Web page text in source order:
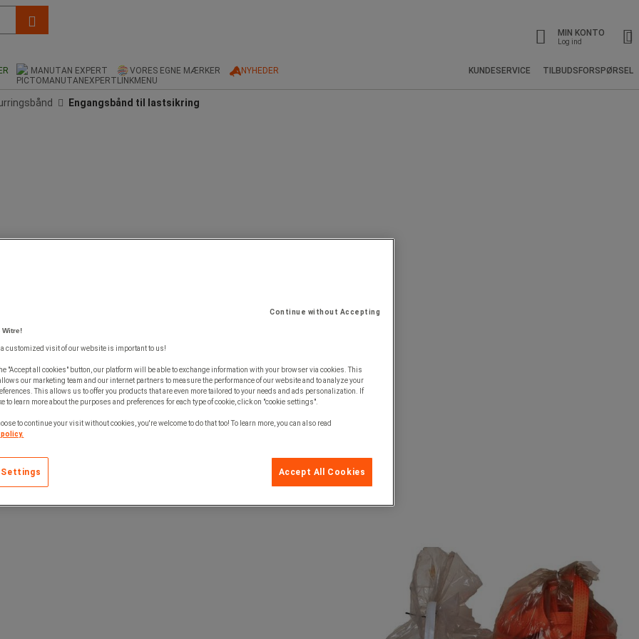
MIN KONTO
Log ind
MANUTAN EXPERT VORES EGNE MÆRKER NYHEDER KUNDESERVICE TILBUDSFORSPØRSEL
Engangsbånd til lastsikring
omkostningseffektivt lastsikringssystem.
ikke er nødvendige.
Continue without Accepting
Witre!
customized visit of our website is important to us!
"Accept all cookies" button, our platform will be able to exchange information with your browser via cookies. This
our marketing team and our internet partners to measure the performance of our website and to analyze your
This allows us to offer you products that are even more tailored to your needs and ads personalization. If
to learn more about the purposes and preferences for each type of cookie, click on "cookie settings".
to continue your visit without cookies, you're welcome to do that too! To learn more, you can also read
Accept All Cookies